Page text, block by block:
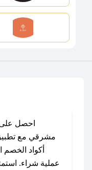
احصل على
مشرقي مع
أكواد الخصم
عملية شراء.